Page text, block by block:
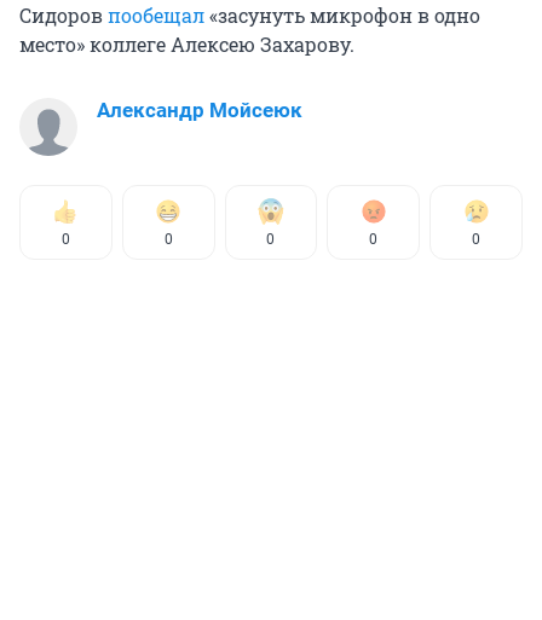
Сидоровпообещал«засунуть микрофон в одно
место» коллеге Алексею Захарову.
Александр Мойсеюк
0 0 0 0 0